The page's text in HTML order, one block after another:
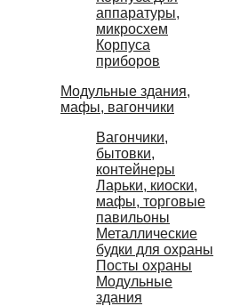
аппаратуры,
микросхем
Корпуса
приборов
Модульные здания,
мафы, вагончики
Вагончики,
бытовки,
контейнеры
Ларьки, киоски,
мафы, торговые
павильоны
Металлические
будки для охраны
Посты охраны
Модульные
здания